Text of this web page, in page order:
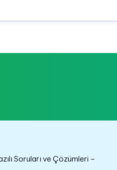
Soruları ve Çözümleri –